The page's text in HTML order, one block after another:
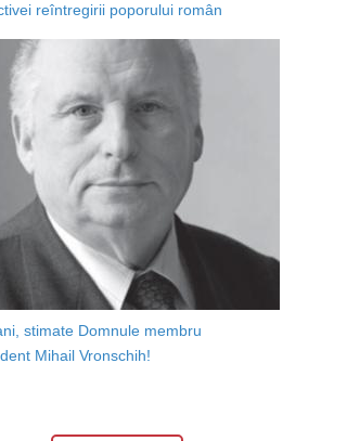
reîntregirii poporului român
stimate Domnule membru
Mihail Vronschih!